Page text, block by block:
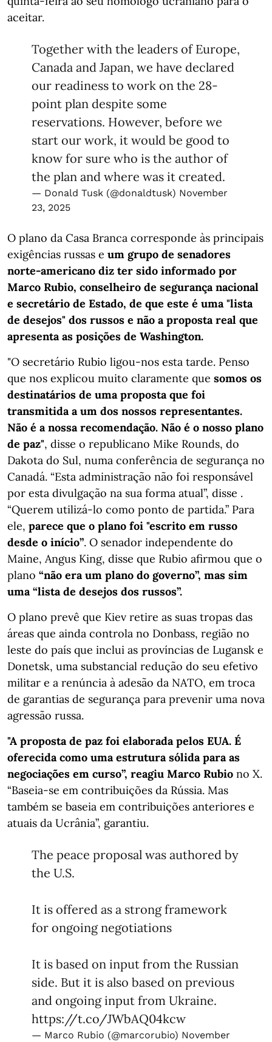
aceitar.
Together with the leaders of Europe,
Canada and Japan, we have declared
our readiness to work on the 28-
point plan despite some
reservations. However, before we
start our work, it would be good to
know for sure who is the author of
the plan and where was it created.
— Donald Tusk (@donaldtusk) November
23, 2025
O plano da Casa Branca corresponde às principais
exigências russas e um grupo de senadores
norte-americano diz ter sido informado por
Marco Rubio, conselheiro de segurança nacional
e secretário de Estado, de que este é uma "lista
de desejos" dos russos e não a proposta real que
apresenta as posições de Washington.
"O secretário Rubio ligou-nos esta tarde. Penso
que nos explicou muito claramente que somos os
destinatários de uma proposta que foi
transmitida a um dos nossos representantes.
Não é a nossa recomendação. Não é o nosso plano
de paz", disse o republicano Mike Rounds, do
Dakota do Sul, numa conferência de segurança no
Canadá. “Esta administração não foi responsável
por esta divulgação na sua forma atual”, disse .
“Querem utilizá-lo como ponto de partida.” Para
ele, parece que o plano foi "escrito em russo
desde o início”. O senador independente do
Maine, Angus King, disse que Rubio afirmou que o
plano “não era um plano do governo”, mas sim
uma “lista de desejos dos russos”.
O plano prevê que Kiev retire as suas tropas das
áreas que ainda controla no Donbass, região no
leste do país que inclui as províncias de Lugansk e
Donetsk, uma substancial redução do seu efetivo
militar e a renúncia à adesão da NATO, em troca
de garantias de segurança para prevenir uma nova
agressão russa.
"A proposta de paz foi elaborada pelos EUA. É
oferecida como uma estrutura sólida para as
negociações em curso”, reagiu Marco Rubio no X.
“Baseia-se em contribuições da Rússia. Mas
também se baseia em contribuições anteriores e
atuais da Ucrânia”, garantiu.
The peace proposal was authored by
the U.S.
It is offered as a strong framework
for ongoing negotiations
It is based on input from the Russian
side. But it is also based on previous
and ongoing input from Ukraine.
https://t.co/JWbAQ04kcw
— Marco Rubio (@marcorubio) November